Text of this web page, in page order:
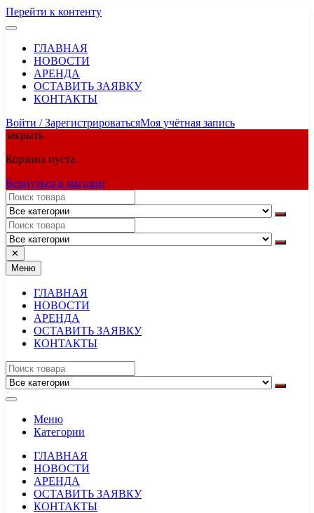
Перейти к контенту
ГЛАВНАЯ
НОВОСТИ
АРЕНДА
ОСТАВИТЬ ЗАЯВКУ
КОНТАКТЫ
Войти / ЗарегистрироватьсяМоя учётная запись
закрыть
Корзина пуста.
Вернуться в магазин
✕
Меню
ГЛАВНАЯ
НОВОСТИ
АРЕНДА
ОСТАВИТЬ ЗАЯВКУ
КОНТАКТЫ
Меню
Категории
ГЛАВНАЯ
НОВОСТИ
АРЕНДА
ОСТАВИТЬ ЗАЯВКУ
КОНТАКТЫ